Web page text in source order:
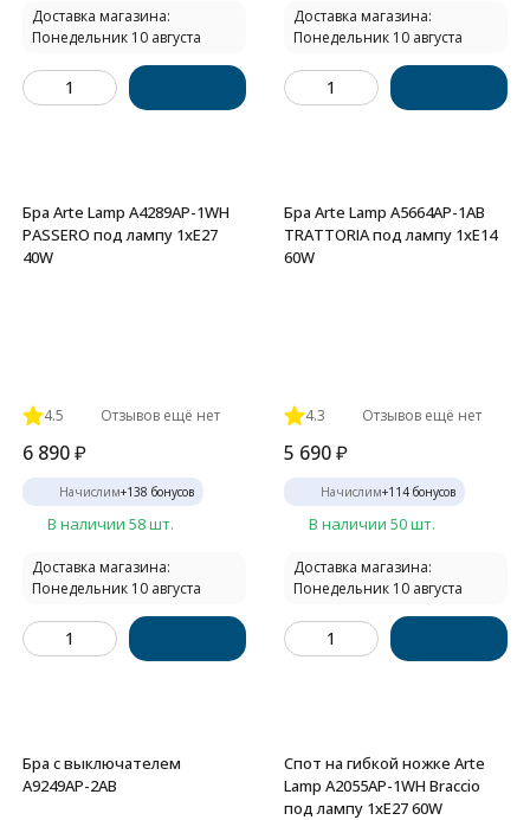
Доставка магазина:
Понедельник 10 августа
Доставка магазина:
Понедельник 10 августа
Бра Arte Lamp A4289AP-1WH
PASSERO под лампу 1xE27
40W
4.5 Отзывов ещё нет
6 890₽
Начислим+138 бонусов
В наличии 58 шт.
Доставка магазина:
Понедельник 10 августа
Бра Arte Lamp A5664AP-1AB
TRATTORIA под лампу 1xE14
60W
4.3 Отзывов ещё нет
5 690₽
Начислим+114 бонусов
В наличии 50 шт.
Доставка магазина:
Понедельник 10 августа
Бра с выключателем
A9249AP-2AB
Спот на гибкой ножке Arte
Lamp A2055AP-1WH Braccio
под лампу 1xE27 60W